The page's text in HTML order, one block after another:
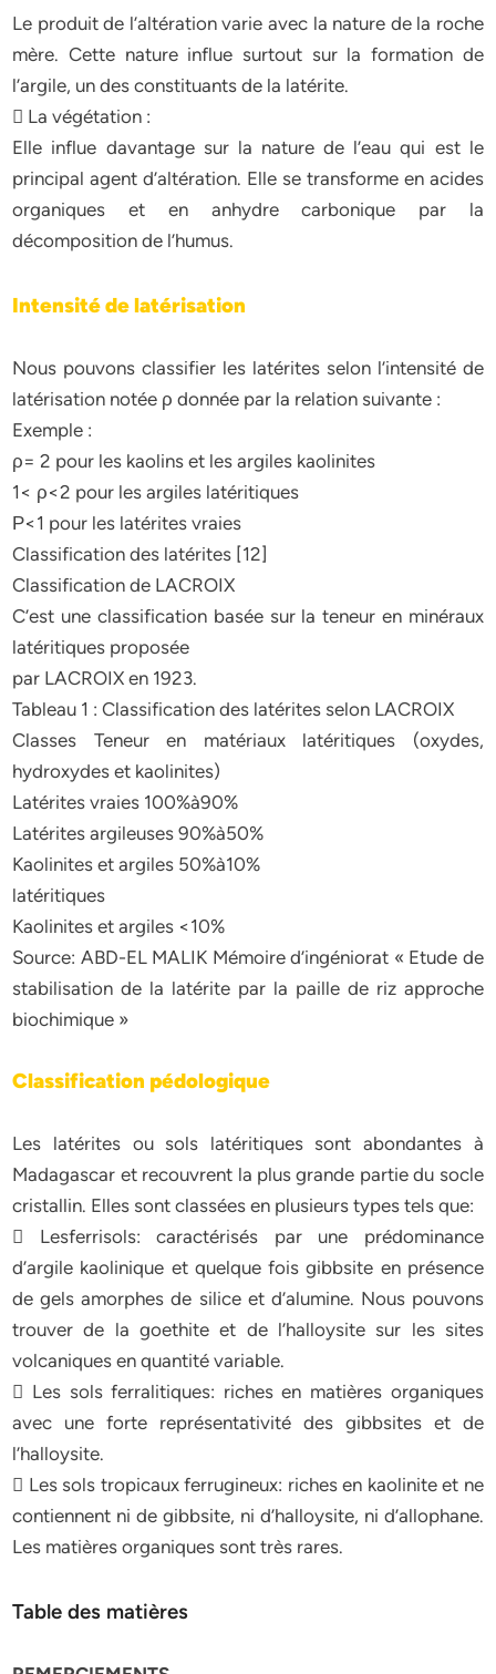
Le produit de l’altération varie avec la nature de la roche
mère. Cette nature influe surtout sur la formation de
l’argile, un des constituants de la latérite.
 La végétation :
Elle influe davantage sur la nature de l’eau qui est le
principal agent d’altération. Elle se transforme en acides
organiques et en anhydre carbonique par la
décomposition de l’humus.
Intensité de latérisation
Nous pouvons classifier les latérites selon l’intensité de
latérisation notée ρ donnée par la relation suivante :
Exemple :
ρ= 2 pour les kaolins et les argiles kaolinites
1< ρ<2 pour les argiles latéritiques
Ρ<1 pour les latérites vraies
Classification des latérites [12]
Classification de LACROIX
C’est une classification basée sur la teneur en minéraux
latéritiques proposée
par LACROIX en 1923.
Tableau 1 : Classification des latérites selon LACROIX
Classes Teneur en matériaux latéritiques (oxydes,
hydroxydes et kaolinites)
Latérites vraies 100%à90%
Latérites argileuses 90%à50%
Kaolinites et argiles 50%à10%
latéritiques
Kaolinites et argiles <10%
Source: ABD-EL MALIK Mémoire d’ingéniorat « Etude de
stabilisation de la latérite par la paille de riz approche
biochimique »
Classification pédologique
Les latérites ou sols latéritiques sont abondantes à
Madagascar et recouvrent la plus grande partie du socle
cristallin. Elles sont classées en plusieurs types tels que:
 Lesferrisols: caractérisés par une prédominance
d’argile kaolinique et quelque fois gibbsite en présence
de gels amorphes de silice et d’alumine. Nous pouvons
trouver de la goethite et de l’halloysite sur les sites
volcaniques en quantité variable.
 Les sols ferralitiques: riches en matières organiques
avec une forte représentativité des gibbsites et de
l’halloysite.
 Les sols tropicaux ferrugineux: riches en kaolinite et ne
contiennent ni de gibbsite, ni d’halloysite, ni d’allophane.
Les matières organiques sont très rares.
Table des matières